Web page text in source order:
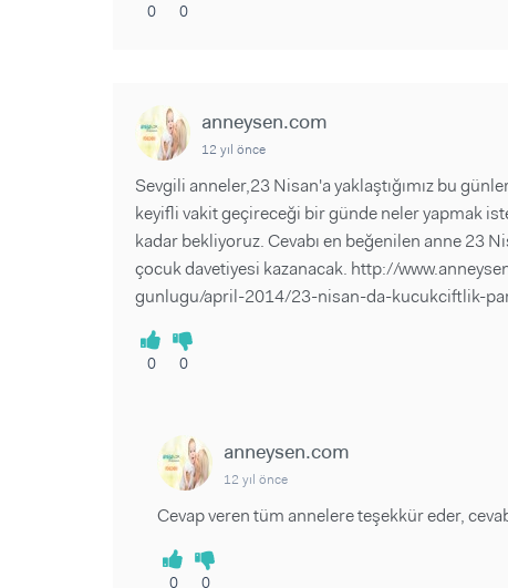
0 0
anneysen.com
12 yıl önce
Sevgili anneler,23 Nisan'a yaklaştığımız bu
keyifli vakit geçireceği bir günde neler yapmak
kadar bekliyoruz. Cevabı en beğenilen anne 23
çocuk davetiyesi kazanacak. http://
gunlugu/april-2014/23-nisan-da-kucukciftlik-
0 0
anneysen.com
12 yıl önce
Cevap veren tüm annelere teşekkür eder,
0 0